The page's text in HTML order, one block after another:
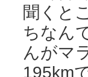
聞くと
ちなん
んがマ
195km